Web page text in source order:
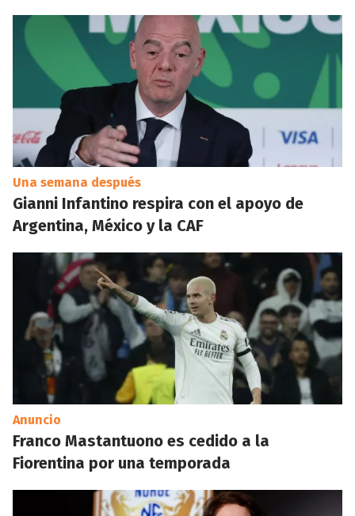
Una semana después
Gianni Infantino respira con el apoyo de
Argentina, México y la CAF
Anuncio
Franco Mastantuono es cedido a la
Fiorentina por una temporada